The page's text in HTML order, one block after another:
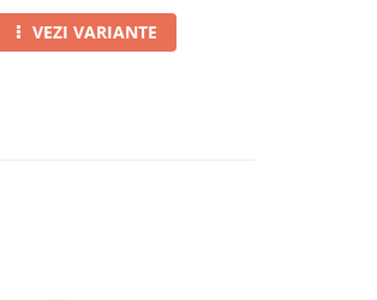
VEZI VARIANTE